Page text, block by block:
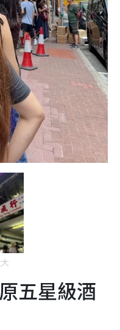
五星級酒